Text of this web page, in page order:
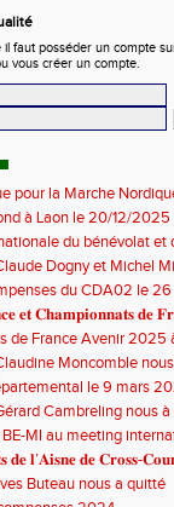
faut posséder un compte
vous créer un compte.
pour la Marche
à Laon le 20/12/2025
du bénévolat et
Dogny et Michel
du CDA02 le
𝐞𝐭 𝐂𝐡𝐚𝐦𝐩𝐢𝐨𝐧𝐧𝐚𝐭𝐬 𝐝𝐞
de France Avenir 2025
Moncomble
le 9 mars
Cambreling nous
MI au meeting
𝐝𝐞 𝐥’𝐀𝐢𝐬𝐧𝐞 𝐝𝐞 𝐂𝐫𝐨𝐬𝐬-
Buteau nous a quitté